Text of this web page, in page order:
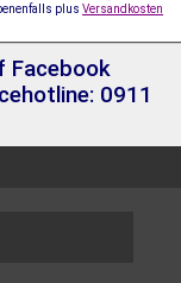
plus Versandkosten
Facebook
0911